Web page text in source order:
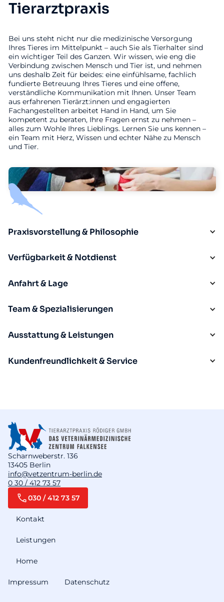
Tierarztpraxis
Bei uns steht nicht nur die medizinische Versorgung
Ihres Tieres im Mittelpunkt – auch Sie als Tierhalter sind
ein wichtiger Teil des Ganzen. Wir wissen, wie eng die
Verbindung zwischen Mensch und Tier ist, und nehmen
uns deshalb Zeit für beides: eine einfühlsame, fachlich
fundierte Betreuung Ihres Tieres und eine offene,
verständliche Kommunikation mit Ihnen. Unser Team
aus erfahrenen Tierärzt:innen und engagierten
Fachangestellten arbeitet Hand in Hand, um Sie
kompetent zu beraten, Ihre Fragen ernst zu nehmen –
alles zum Wohle Ihres Lieblings. Lernen Sie uns kennen –
ein Team mit Herz, Wissen und echter Nähe zu Mensch
und Tier.
Praxisvorstellung & Philosophie
Verfügbarkeit & Notdienst
Anfahrt & Lage
Team & Spezialisierungen
Ausstattung & Leistungen
Kundenfreundlichkeit & Service
Scharnweberstr. 136
13405 Berlin
info@vetzentrum-berlin.de
0 30 / 412 73 57
Home
Leistungen
Kontakt
030 / 412 73 57
Impressum Datenschutz